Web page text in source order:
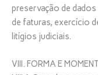
preservação de
de faturas, exercício
litígios judiciais.
VIII. FORMA E